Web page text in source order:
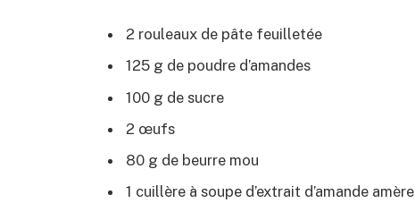
2 rouleaux de pâte feuilletée
125 g de poudre d’amandes
100 g de sucre
2 œufs
80 g de beurre mou
1 cuillère à soupe d’extrait d’amande amère